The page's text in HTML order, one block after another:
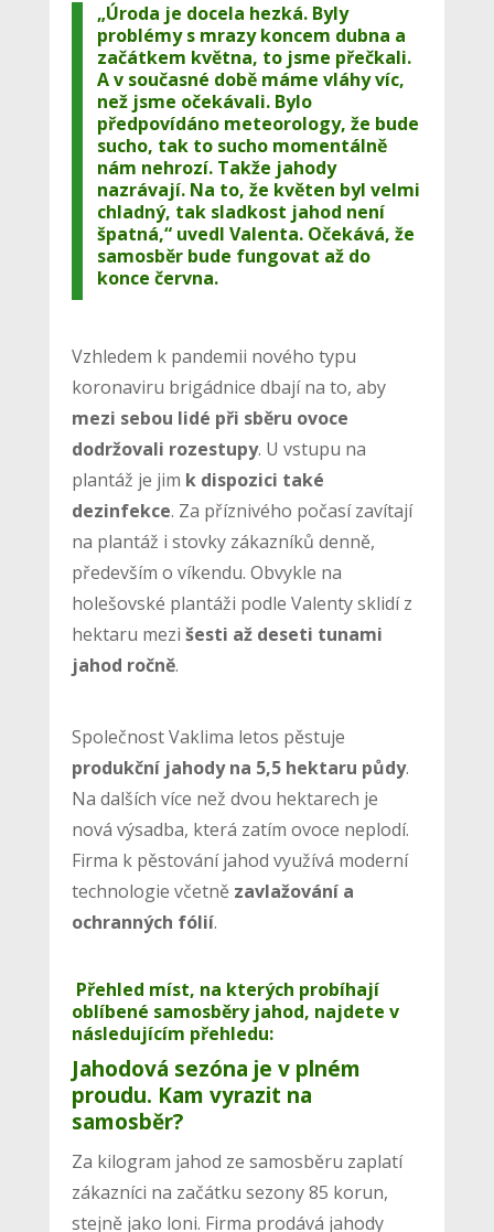
„Úroda je docela hezká. Byly
problémy s mrazy koncem dubna a
začátkem května, to jsme přečkali.
A v současné době máme vláhy víc,
než jsme očekávali. Bylo
předpovídáno meteorology, že bude
sucho, tak to sucho momentálně
nám nehrozí. Takže jahody
nazrávají. Na to, že květen byl velmi
chladný, tak sladkost jahod není
špatná,“ uvedl Valenta. Očekává, že
samosběr bude fungovat až do
konce června.
Vzhledem k pandemii nového typu
koronaviru brigádnice dbají na to, aby
mezi sebou lidé při sběru ovoce
dodržovali rozestupy. U vstupu na
plantáž je jim k dispozici také
dezinfekce. Za příznivého počasí zavítají
na plantáž i stovky zákazníků denně,
především o víkendu. Obvykle na
holešovské plantáži podle Valenty sklidí z
hektaru mezi šesti až deseti tunami
jahod ročně.
Společnost Vaklima letos pěstuje
produkční jahody na 5,5 hektaru půdy.
Na dalších více než dvou hektarech je
nová výsadba, která zatím ovoce neplodí.
Firma k pěstování jahod využívá moderní
technologie včetně zavlažování a
ochranných fólií.
Přehled míst, na kterých probíhají
oblíbené samosběry jahod, najdete v
následujícím přehledu:
Jahodová sezóna je v plném
proudu. Kam vyrazit na
samosběr?
Za kilogram jahod ze samosběru zaplatí
zákazníci na začátku sezony 85 korun,
stejně jako loni. Firma prodává jahody